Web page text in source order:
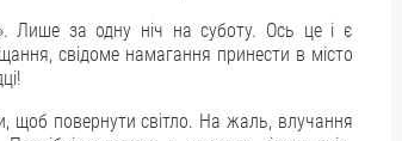
Лише за одну ніч на суботу. Ось це і є
свідоме намагання принести в місто
щоб повернути світло. На жаль, влучання